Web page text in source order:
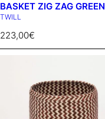
BASKET ZIG ZAG GREEN
TWILL
223,00€